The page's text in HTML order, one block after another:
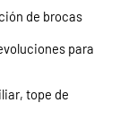
de brocas
para
tope de